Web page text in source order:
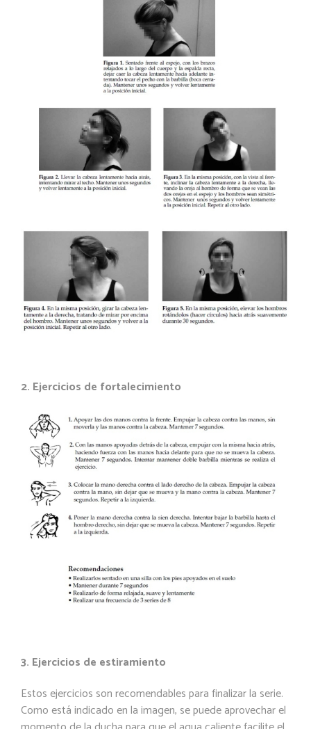
2. Ejercicios de fortalecimiento
3. Ejercicios de estiramiento
Estos ejercicios son recomendables para finalizar la serie.
Como está indicado en la imagen, se puede aprovechar el